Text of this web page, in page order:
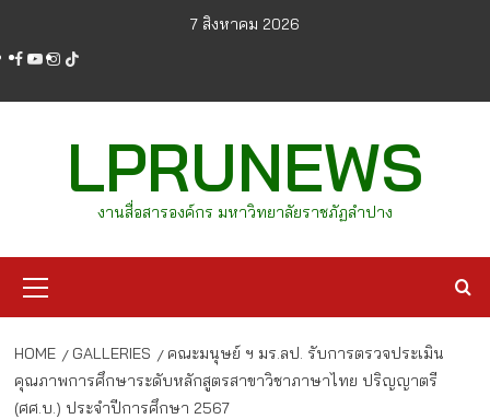
content
7 สิงหาคม 2026
facebook
youtube
instagram
tiktok
LPRUNEWS
งานสื่อสารองค์กร มหาวิทยาลัยราชภัฏลำปาง
Menu
HOME GALLERIES
คณะมนุษย์ ฯ มร.ลป. รับการตรวจประเมิน
คุณภาพการศึกษาระดับหลักสูตรสาขาวิชาภาษาไทย ปริญญาตรี
(ศศ.บ.) ประจำปีการศึกษา 2567